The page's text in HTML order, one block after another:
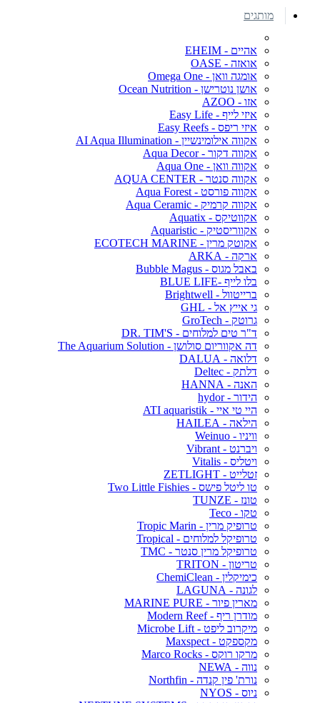
מותגים
אהיים - EHEIM
אואזה - OASE
אומגה וואן - Omega One
אושן נוטרישן - Ocean Nutrition
אזו - AZOO
איזי לייף - Easy Life
איזי ריפס - Easy Reefs
אקווה אילומינשיין - AI Aqua Illumination
אקווה דקור - Aqua Decor
אקווה וואן - Aqua One
אקווה סנטר - AQUA CENTER
אקווה פורסט - Aqua Forest
אקווה קרמיק - Aqua Ceramic
אקווטיקס - Aquatix
אקווריסטיק - Aquaristic
אקוטק מרין - ECOTECH MARINE
ארקה - ARKA
באבל מגוס - Bubble Magus
בלו לייף -BLUE LIFE
ברייטוול - Brightwell
גי אייץ אל - GHL
גרוטק - GroTech
ד"ר טים למלוחים - DR. TIM'S
דה אקווריום סולושן - The Aquarium Solution
דלואה - DALUA
דלתק - Deltec
האנה - HANNA
הידור - hydor
היי טי איי - ATI aquaristik
הילאה - HAILEA
וויניו - Weinuo
ויברנט - Vibrant
ויטליס - Vitalis
זטלייט - ZETLIGHT
טו ליטל פישס - Two Little Fishies
טונז - TUNZE
טקו - Teco
טרופיק מרין - Tropic Marin
טרופיקל למלוחים - Tropical
טרופיקל מרין סנטר - TMC
טריטון - TRITON
כימיקלין - ChemiClean
לגונה - LAGUNA
מארין פיור - MARINE PURE
מודרן ריף - Modern Reef
מיקרוב ליפט - Microbe Lift
מקספקט - Maxspect
מרקו רוקס - Marco Rocks
נווה - NEWA
נורת' פין קנדה - Northfin
ניוס - NYOS